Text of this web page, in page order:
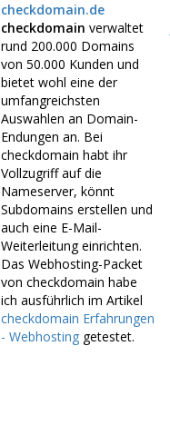
checkdomain.de
checkdomain verwaltet
rund 200.000 Domains
von 50.000 Kunden und
bietet wohl eine der
umfangreichsten
Auswahlen an Domain-
Endungen an. Bei
checkdomain habt ihr
Vollzugriff auf die
Nameserver, könnt
Subdomains erstellen und
auch eine E-Mail-
Weiterleitung einrichten.
Das Webhosting-Packet
von checkdomain habe
ich ausführlich im Artikel
checkdomain Erfahrungen
- Webhosting getestet.